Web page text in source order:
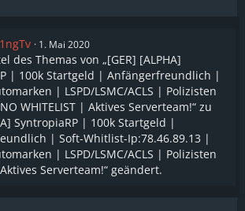
1. Mai 2020
des Themas von „[GER] [ALPHA]
| 100k Startgeld | Anfängerfreundlich |
| LSPD/LSMC/ACLS | Polizisten
WHITELIST | Aktives Serverteam!“ zu
SyntropiaRP | 100k Startgeld |
| Soft-Whitlist-Ip:78.46.89.13 |
| LSPD/LSMC/ACLS | Polizisten
Serverteam!“ geändert.